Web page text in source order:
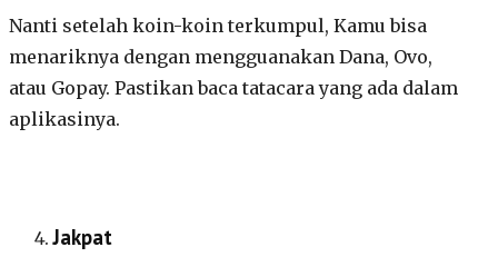
Nanti setelah koin-koin terkumpul, Kamu bisa
menariknya dengan mengguanakan Dana, Ovo,
atau Gopay. Pastikan baca tatacara yang ada dalam
aplikasinya.
Jakpat